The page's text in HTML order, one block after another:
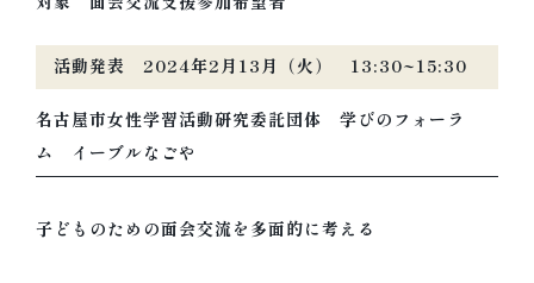
活動発表 2024年2月13月（火） 13:30~15:30
名古屋市女性学習活動研究委託団体 学びのフォーラ
ム イーブルなごや
子どものための面会交流を多面的に考える